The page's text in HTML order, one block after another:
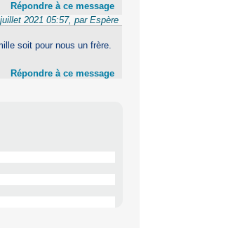
Répondre à ce message
2021 05:57, par Espère
soit pour nous un frère.
Répondre à ce message